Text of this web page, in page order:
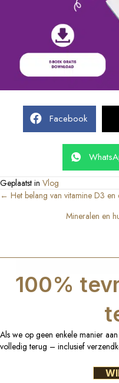
Facebook
Geplaatst in Vlog
Posts
navigation
← Het belang van vitamine D3
Mineralen en
100%
Als we op geen enkele manier
volledig terug – inclusief